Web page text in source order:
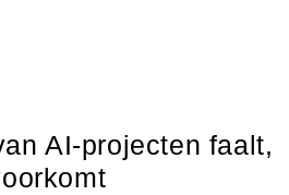
AI-projecten faalt,